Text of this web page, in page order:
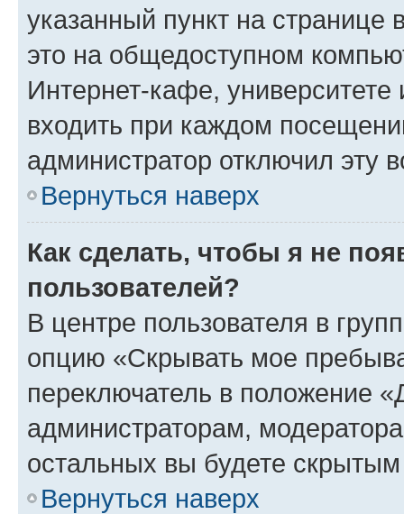
указанный пункт на
это на общедоступном
Интернет-кафе, университете
входить при каждом
администратор отключил эту
Вернуться наверх
Как сделать, чтобы я не
пользователей?
В центре пользователя в
опцию «Скрывать мое
переключатель в положение
администраторам,
остальных вы будете
Вернуться наверх